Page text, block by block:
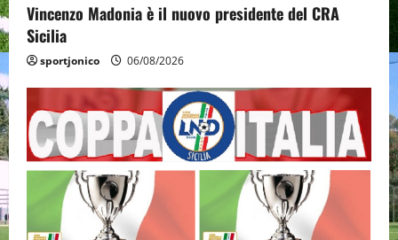
Vincenzo Madonia è il nuovo presidente del CRA
Sicilia
sportjonico 06/08/2026